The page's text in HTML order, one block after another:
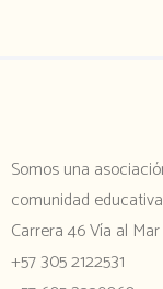
Somos una
comunidad
Carrera 46 Vía al
+57 305 2122531